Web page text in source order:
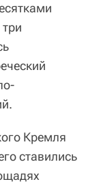
Кремля
ставились